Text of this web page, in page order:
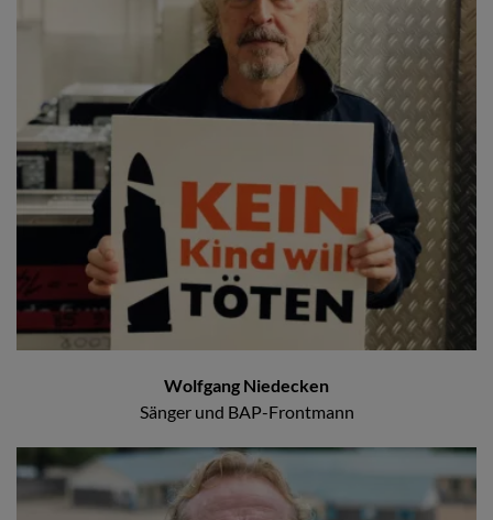
Wolfgang Niedecken
Sänger und BAP-Frontmann